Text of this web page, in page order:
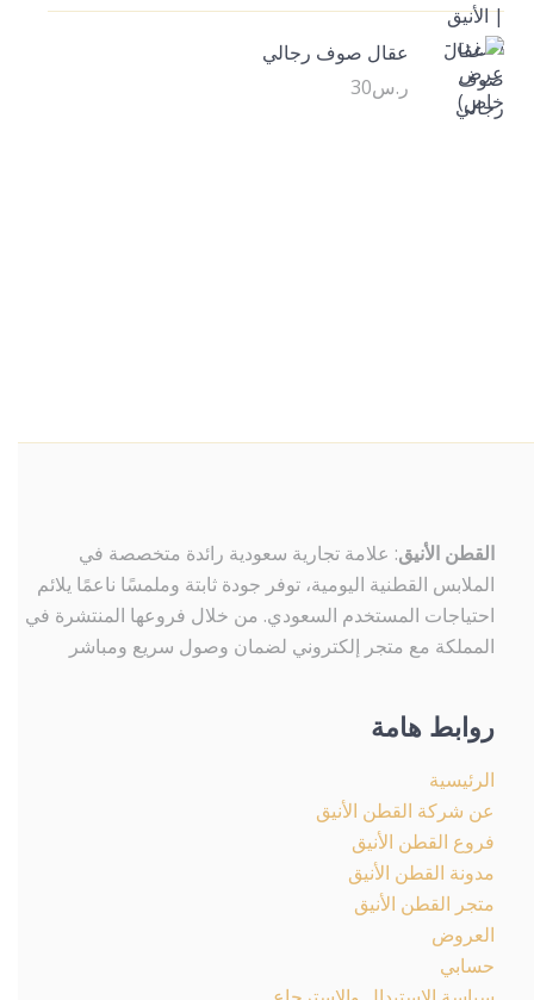
عقال صوف رجالي
ر.س30
القطن الأنيق: علامة تجارية سعودية رائدة متخصصة في
الملابس القطنية اليومية، توفر جودة ثابتة وملمسًا ناعمًا يلائم
احتياجات المستخدم السعودي. من خلال فروعها المنتشرة في
المملكة مع متجر إلكتروني لضمان وصول سريع ومباشر
روابط هامة
الرئيسية
عن شركة القطن الأنيق
فروع القطن الأنيق
مدونة القطن الأنيق
متجر القطن الأنيق
العروض
حسابي